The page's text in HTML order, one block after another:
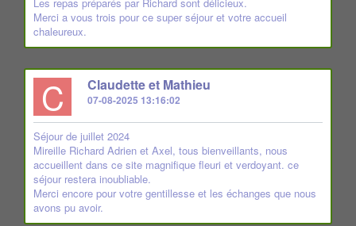
Merci a vous trois pour ce super séjour et votre accueil
chaleureux.
C Claudette et Mathieu
07-08-2025 13:16:02
Séjour de juillet 2024
Mireille Richard Adrien et Axel, tous bienveillants, nous
accueillent dans ce site magnifique fleuri et verdoyant. ce
séjour restera inoubliable.
Merci encore pour votre gentillesse et les échanges que nous
avons pu avoir.